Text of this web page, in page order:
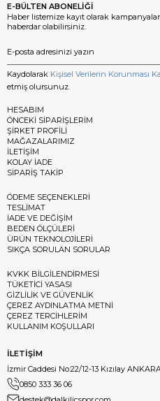
E-BÜLTEN ABONELİĞİ
Haber listemize kayıt olarak
haberdar olabilirsiniz.
Kaydolarak Kişisel Verilerin Korunması
etmiş olursunuz.
HESABIM
ÖNCEKİ SİPARİŞLERİM
ŞİRKET PROFİLİ
MAĞAZALARIMIZ
İLETİŞİM
KOLAY İADE
SİPARİŞ TAKİP
ÖDEME SEÇENEKLERİ
TESLİMAT
İADE VE DEĞİŞİM
BEDEN ÖLÇÜLERİ
ÜRÜN TEKNOLOJİLERİ
SIKÇA SORULAN SORULAR
KVKK BİLGİLENDİRMESİ
TÜKETİCİ YASASI
GİZLİLİK VE GÜVENLİK
ÇEREZ AYDINLATMA METNİ
ÇEREZ TERCİHLERİM
KULLANIM KOŞULLARI
İLETİŞİM
İzmir Caddesi No:22/12-13 Kızılay
0850 333 36 06